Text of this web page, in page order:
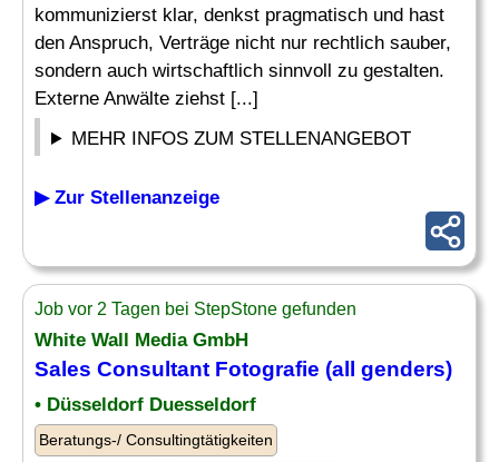
kommunizierst klar, denkst pragmatisch und hast
den Anspruch, Verträge nicht nur rechtlich sauber,
sondern auch wirtschaftlich sinnvoll zu gestalten.
Externe Anwälte ziehst [...]
MEHR INFOS ZUM STELLENANGEBOT
▶ Zur Stellenanzeige
Job vor 2 Tagen bei StepStone gefunden
White Wall Media GmbH
Sales Consultant Fotografie (all genders)
• Düsseldorf Duesseldorf
Beratungs-/ Consultingtätigkeiten